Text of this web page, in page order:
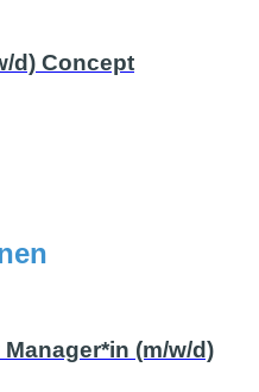
d) Concept
(m/w/d)